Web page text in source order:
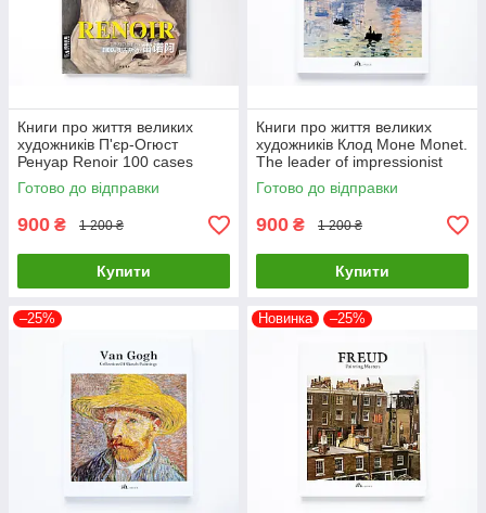
Книги про життя великих
художників П'єр-Огюст
Ренуар Renoir 100 cases
classic selections Подарункові
книги про мистецтво
Готово до відправки
900 ₴ 1 200 ₴
Купити
Книги про життя великих
художників Клод Моне Monet.
The leader of impressionist
Подарункові книги про
мистецтво
Готово до відправки
900 ₴ 1 200 ₴
Купити
–25% Новинка –25%